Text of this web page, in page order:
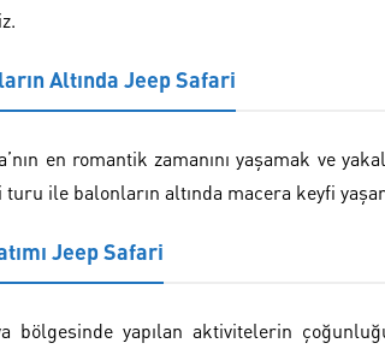
Altında Jeep Safari
en romantik zamanını yaşamak ve
turu ile balonların altında macera keyfi
Jeep Safari
bölgesinde yapılan aktivitelerin